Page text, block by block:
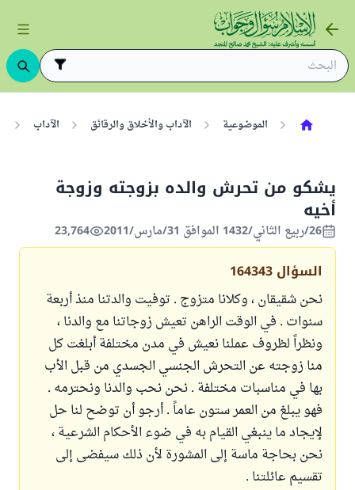
الموضوعية الآداب والأخلاق والرقائق الآداب
يشكو من تحرش والده بزوجته وزوجة
أخيه
26/ربيع الثاني/1432 الموافق 31/مارس/2011 23,764
السؤال 164343
نحن شقيقان ، وكلانا متزوج . توفيت والدتنا منذ أربعة
سنوات . في الوقت الراهن تعيش زوجاتنا مع والدنا ،
ونظراً لظروف عملنا نعيش في مدن مختلفة أبلغت كل
منا زوجته عن التحرش الجنسي الجسدي من قبل الأب
بها في مناسبات مختلفة . نحن نحب والدنا ونحترمه .
فهو يبلغ من العمر ستون عاماً . أرجو أن توضح لنا حل
لإيجاد ما ينبغي القيام به في ضوء الأحكام الشرعية ،
نحن بحاجة ماسة إلى المشورة لأن ذلك سيفضى إلى
تقسيم عائلتنا .